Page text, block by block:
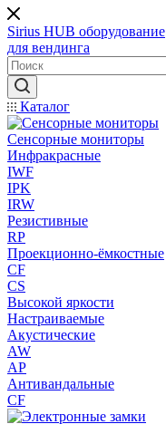
Sirius HUB оборудование
для вендинга
Каталог
Сенсорные мониторы
Инфракрасные
IWF
IPK
IRW
Резистивные
RP
Проекционно-ёмкостные
CF
CS
Высокой яркости
Настраиваемые
Акустические
AW
AP
Антивандальные
CF